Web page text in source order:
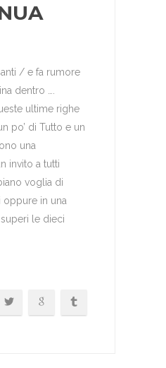
/ e fa rumore
dentro ….
ultime righe
po’ di Tutto e un
una
invito a tutti
voglia di
oppure in una
le dieci